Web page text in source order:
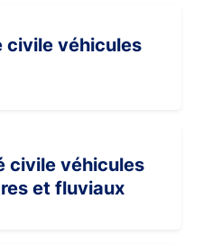
civile véhicules
civile véhicules
et fluviaux